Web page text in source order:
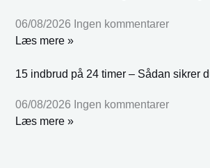
06/08/2026 Ingen kommentarer
Læs mere »
15 indbrud på 24 timer – Sådan sikrer
06/08/2026 Ingen kommentarer
Læs mere »